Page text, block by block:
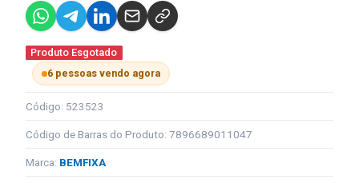
Produto Esgotado
6 pessoas vendo agora
Código: 523523
Código de Barras do Produto: 7896689011047
Marca: BEMFIXA